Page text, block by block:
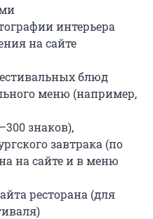
интерьера
на сайте
блюд
меню (например,
знаков),
завтрака (по
на сайте и в меню
ресторана (для